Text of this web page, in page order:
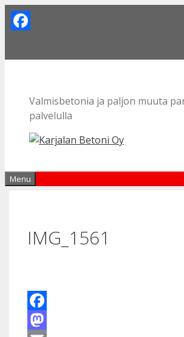
Skip
to
Valmisbetonia ja paljon muuta
palvelulla
Menu
IMG_1561
Facebook